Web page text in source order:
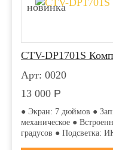
новинка
CTV-DP1701S
Арт: 0020
13 000 Р
● Экран: 7 дюймов ●
механическое ●
градусов ● Подсветка: